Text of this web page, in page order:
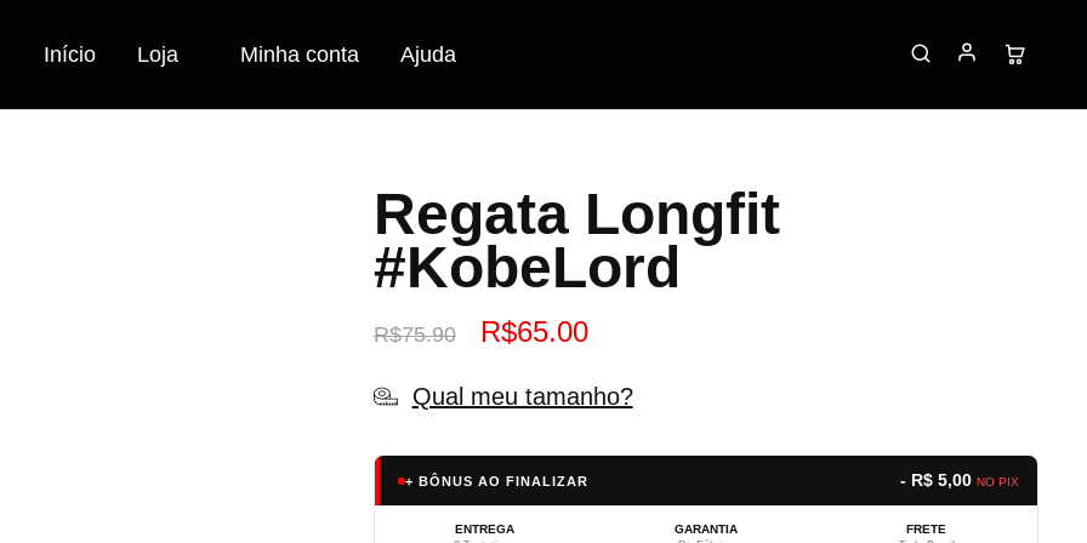
Início Loja Minha conta Ajuda
Regata Longfit
#KobeLord
R$75.90 R$65.00
Qual meu tamanho?
+ BÔNUS AO FINALIZAR - R$ 5,00 NO PIX
ENTREGA GARANTIA FRETE